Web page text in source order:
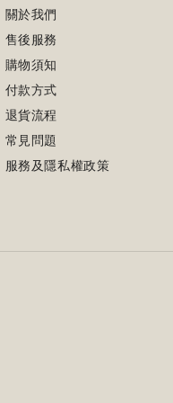
關於我們
售後服務
購物須知
付款方式
退貨流程
常見問題
服務及隱私權政策